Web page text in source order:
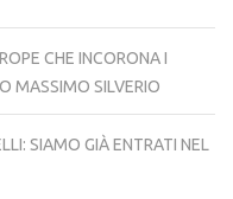
CHE INCORONA I
MASSIMO SILVERIO
SIAMO GIÀ ENTRATI NEL